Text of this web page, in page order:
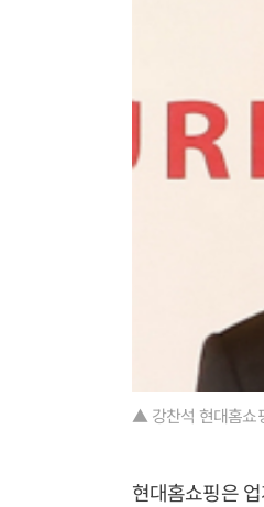
▲ 강찬석 현대홈쇼
현대홈쇼핑은